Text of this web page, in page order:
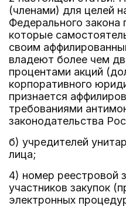
(членами) для целей
Федерального
которые
своим
владеют более чем
процентами акций
корпоративного
признается
требованиями
законодательства
б) учредителей
лица;
4) номер реестровой
участников закупок
электронных